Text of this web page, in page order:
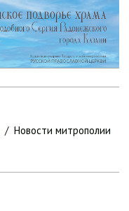
/ Новости митрополии